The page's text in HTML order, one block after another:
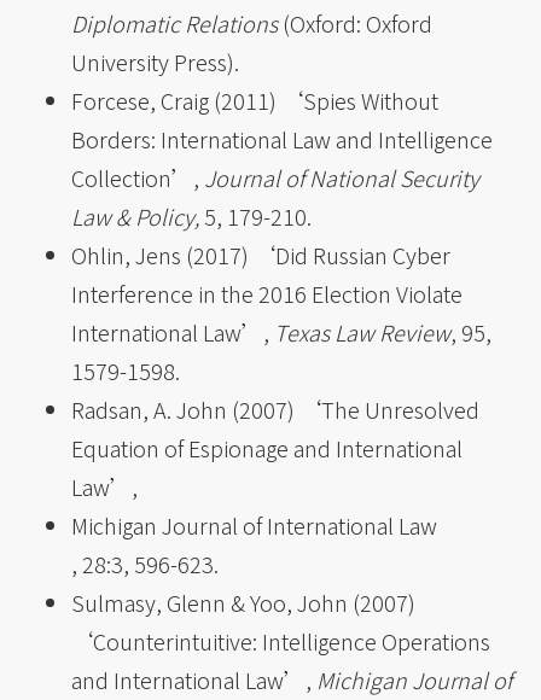
Diplomatic Relations(Oxford: Oxford
University Press).
Forcese, Craig (2011) ‘Spies Without
Borders: International Law and Intelligence
Collection’, Journal of National Security
Law & Policy,5, 179-210.
Ohlin, Jens (2017) ‘Did Russian Cyber
Interference in the 2016 Election Violate
International Law’, Texas Law Review, 95,
1579-1598.
Radsan, A. John (2007) ‘The Unresolved
Equation of Espionage and International
Law’,
Michigan Journal of International Law
, 28:3, 596-623.
Sulmasy, Glenn & Yoo, John (2007)
‘Counterintuitive: Intelligence Operations
and International Law’, Michigan Journal of